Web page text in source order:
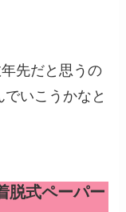
先だと思うの
いこうかなと
脱式ペーパー